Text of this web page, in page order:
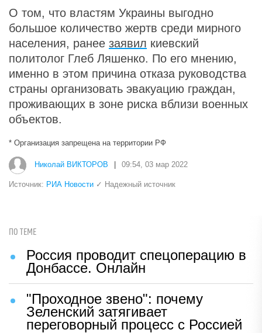
О том, что властям Украины выгодно
большое количество жертв среди мирного
населения, ранее заявил киевский
политолог Глеб Ляшенко. По его мнению,
именно в этом причина отказа руководства
страны организовать эвакуацию граждан,
проживающих в зоне риска вблизи военных
объектов.
* Организация запрещена на территории РФ
Николай ВИКТОРОВ 09:54, 03 мар 2022
Источник: РИА Новости ✓ Надежный источник
ПО ТЕМЕ
Россия проводит спецоперацию в
Донбассе. Онлайн
"Проходное звено": почему
Зеленский затягивает
переговорный процесс с Россией